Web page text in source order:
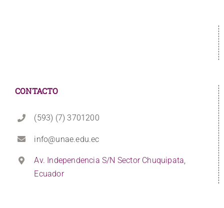
CONTACTO
(593) (7) 3701200
info@unae.edu.ec
Av. Independencia S/N Sector Chuquipata,
Ecuador